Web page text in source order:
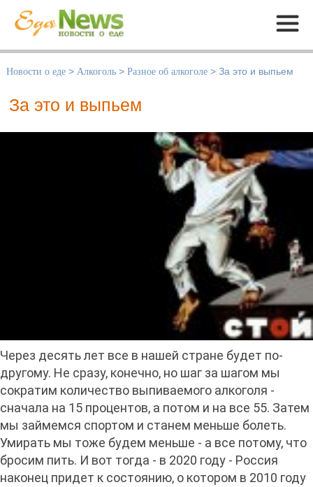
Меню
Новости о еде > Алкоголь > Разное об алкоголе > За это и выпьем
За это и выпьем
Через десять лет все в нашей стране будет по-
другому. Не сразу, конечно, но шаг за шагом мы
сократим количество выпиваемого алкоголя -
сначала на 15 процентов, а потом и на все 55. Затем
мы займемся спортом и станем меньше болеть.
Умирать мы тоже будем меньше - а все потому, что
бросим пить. И вот тогда - в 2020 году - Россия
наконец придет к состоянию, о котором в 2010 году